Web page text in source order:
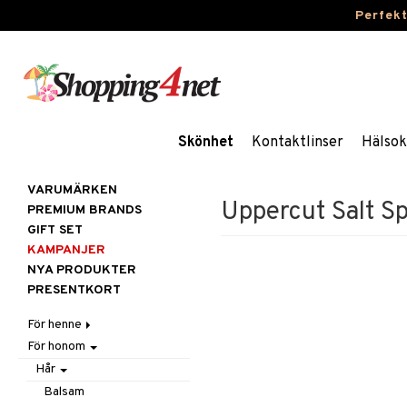
Skönhet Kontaktlinser
Uppercut Salt
VARUMÄRKEN
PREMIUM BRANDS
GIFT SET
KAMPANJER
NYA PRODUKTER
PRESENTKORT
För henne
Hår
Accessoarer
Balsam
Hudvård
Ansiktscremer
Kosmetika
För honom
Hår
Balsam